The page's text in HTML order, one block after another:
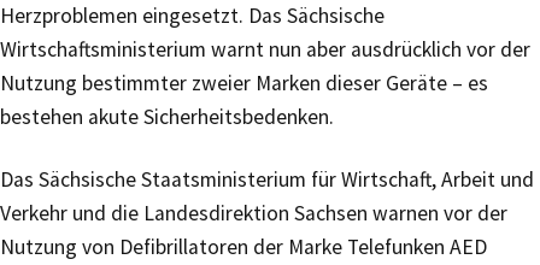
Herzproblemen eingesetzt. Das Sächsische
Wirtschaftsministerium warnt nun aber ausdrücklich vor der
Nutzung bestimmter zweier Marken dieser Geräte – es
bestehen akute Sicherheitsbedenken.
Das Sächsische Staatsministerium für Wirtschaft, Arbeit und
Verkehr und die Landesdirektion Sachsen warnen vor der
Nutzung von Defibrillatoren der Marke Telefunken AED